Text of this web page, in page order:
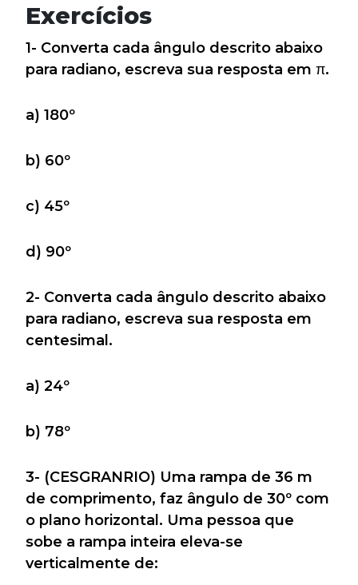
Exercícios
1- Converta cada ângulo descrito abaixo
para radiano, escreva sua resposta em π.
a) 180º
b) 60º
c) 45º
d) 90º
2- Converta cada ângulo descrito abaixo
para radiano, escreva sua resposta em
centesimal.
a) 24º
b) 78º
3- (CESGRANRIO) Uma rampa de 36 m
de comprimento, faz ângulo de 30º com
o plano horizontal. Uma pessoa que
sobe a rampa inteira eleva-se
verticalmente de: